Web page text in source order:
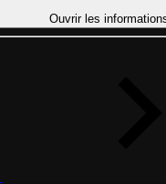
Ouvrir les